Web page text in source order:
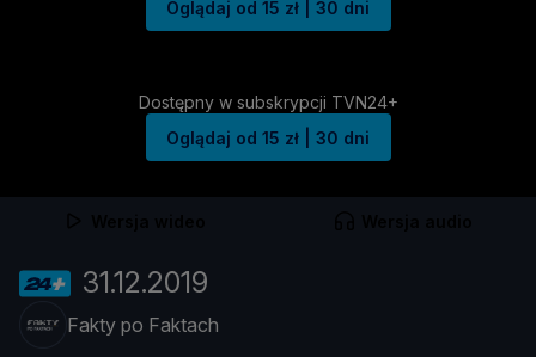
Oglądaj od 15 zł | 30 dni
Dostępny w subskrypcji TVN24+
Oglądaj od 15 zł | 30 dni
31.12.2019
Fakty po Faktach